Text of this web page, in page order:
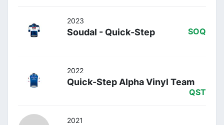
2023
Soudal - Quick-Step SOQ
2022
Quick-Step Alpha Vinyl Team
QST
2021